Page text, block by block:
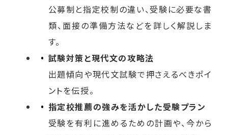
公募制と指定校制の違い、受験に必要な書
類、面接の準備方法などを詳しく解説しま
す。
試験対策と現代文の攻略法
出題傾向や現代文試験で押さえるべきポイ
ントを伝授。
指定校推薦の強みを活かした受験プラン
受験を有利に進めるための計画や、今から